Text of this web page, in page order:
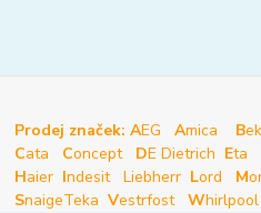
Prodej značek: AEG Amica B
Cata Concept DE Dietrich Eta
Haier Indesit Liebherr Lord M
SnaigeTeka Vestrfost Whirlpool